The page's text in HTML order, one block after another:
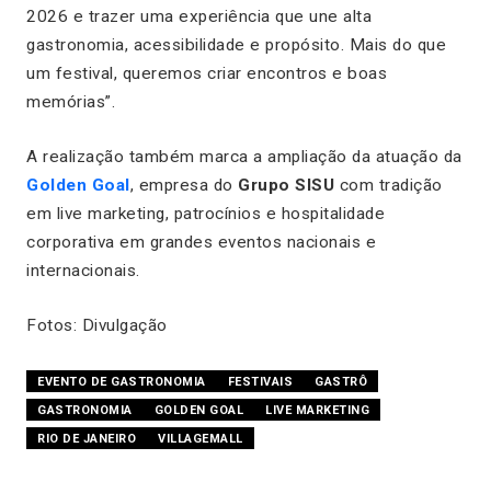
2026 e trazer uma experiência que une alta
gastronomia, acessibilidade e propósito. Mais do que
um festival, queremos criar encontros e boas
memórias”.
A realização também marca a ampliação da atuação da
Golden Goal, empresa do Grupo SISU com tradição
em live marketing, patrocínios e hospitalidade
corporativa em grandes eventos nacionais e
internacionais.
Fotos: Divulgação
EVENTO DE GASTRONOMIA FESTIVAIS
GASTRÔ
GASTRONOMIA
GOLDEN GOAL
LIVE MARKETING
RIO DE JANEIRO
VILLAGEMALL